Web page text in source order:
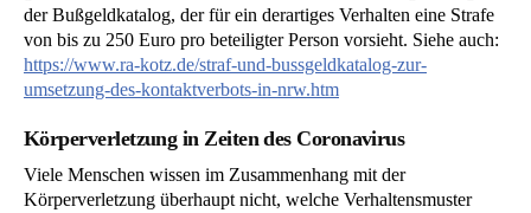
der Bußgeldkatalog, der für ein derartiges Verhalten eine Strafe
von bis zu 250 Euro pro beteiligter Person vorsieht. Siehe auch:
https://www.ra-kotz.de/straf-und-bussgeldkatalog-zur-
umsetzung-des-kontaktverbots-in-nrw.htm
Körperverletzung in Zeiten des Coronavirus
Viele Menschen wissen im Zusammenhang mit der
Körperverletzung überhaupt nicht, welche Verhaltensmuster